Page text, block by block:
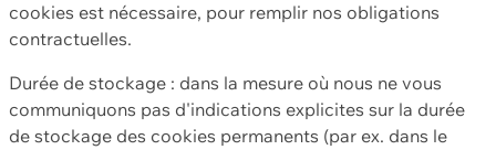
cookies est nécessaire, pour remplir nos obligations
contractuelles.
Durée de stockage : dans la mesure où nous ne vous
communiquons pas d'indications explicites sur la durée
de stockage des cookies permanents (par ex. dans le